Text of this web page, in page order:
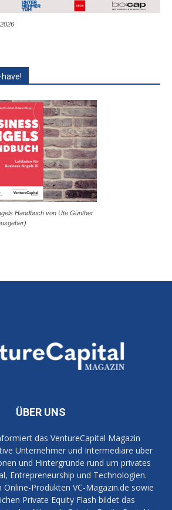
Handbuch von Ute Günther
ÜBER UNS
das VentureCapital Magazin
Unternehmer und Intermediäre über
und Hintergründe rund um privates
Entrepreneurship und Technologien.
Produkten VC-Magazin.de sowie
Private Equity Flash bildet das